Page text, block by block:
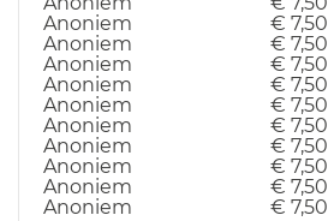
Anoniem
€ 7,50
Anoniem
€ 7,50
Anoniem
€ 7,50
Anoniem
€ 7,50
Anoniem
€ 7,50
Anoniem
€ 7,50
Anoniem
€ 7,50
Anoniem
€ 7,50
Anoniem
€ 7,50
Anoniem
€ 7,50